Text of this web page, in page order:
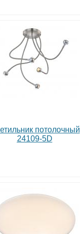
потолочный
24109-5D